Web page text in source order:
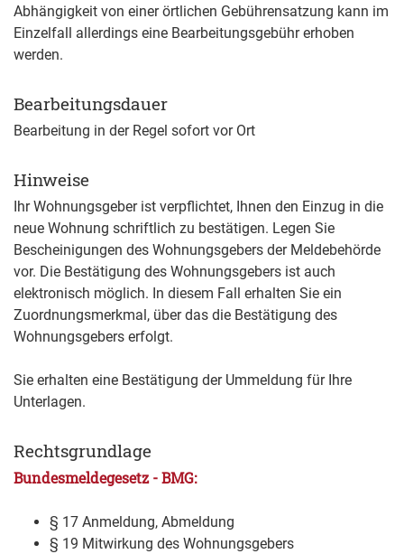
Abhängigkeit von einer örtlichen Gebührensatzung kann im
Einzelfall allerdings eine Bearbeitungsgebühr erhoben
werden.
Bearbeitungsdauer
Bearbeitung in der Regel sofort vor Ort
Hinweise
Ihr Wohnungsgeber ist verpflichtet, Ihnen den Einzug in die
neue Wohnung schriftlich zu bestätigen. Legen Sie
Bescheinigungen des Wohnungsgebers der Meldebehörde
vor. Die Bestätigung des Wohnungsgebers ist auch
elektronisch möglich. In diesem Fall erhalten Sie ein
Zuordnungsmerkmal, über das die Bestätigung des
Wohnungsgebers erfolgt.
Sie erhalten eine Bestätigung der Ummeldung für Ihre
Unterlagen.
Rechtsgrundlage
Bundesmeldegesetz - BMG:
§ 17 Anmeldung, Abmeldung
§ 19 Mitwirkung des Wohnungsgebers